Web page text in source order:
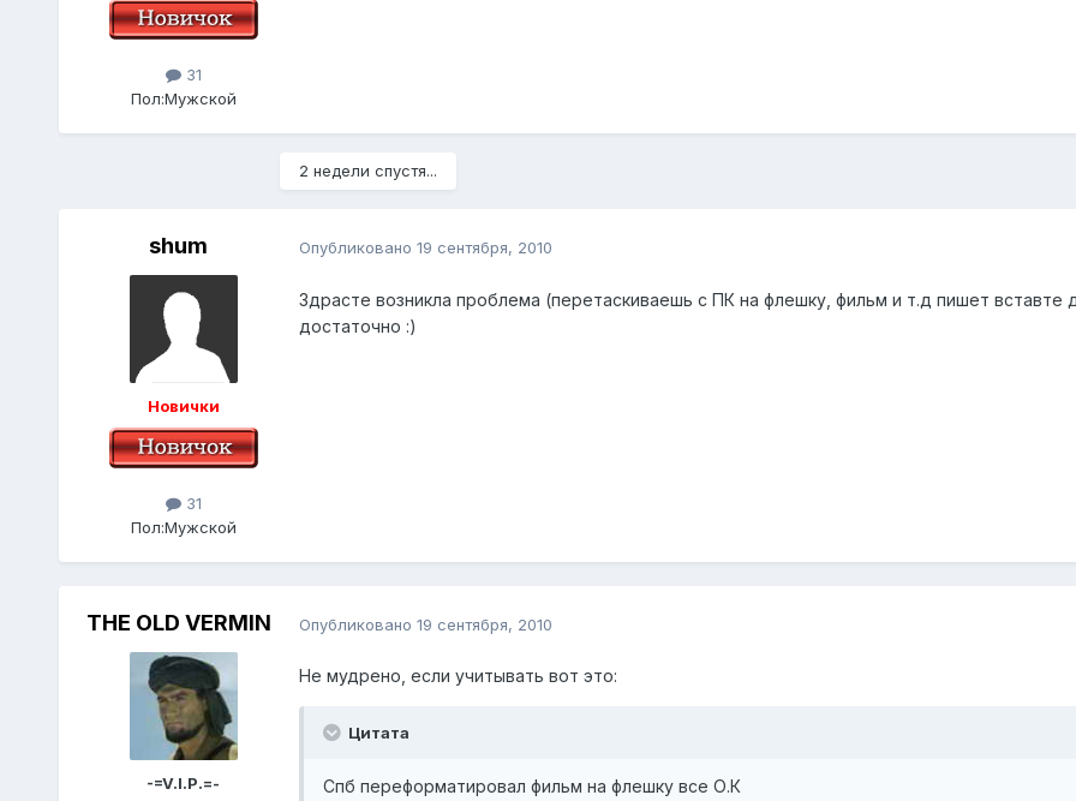
31
Пол:Мужской
2 недели спустя...
shum
Новички
31
Пол:Мужской
Опубликовано 19 сентября, 2010
Здрасте возникла проблема (перетаскиваешь с ПК на флешку, фильм и т.д пишет вставте
достаточно :)
THE OLD VERMIN
-=V.I.P.=-
Опубликовано 19 сентября, 2010
Не мудрено, если учитывать вот это:
Цитата
Спб переформатировал фильм на флешку все О.К